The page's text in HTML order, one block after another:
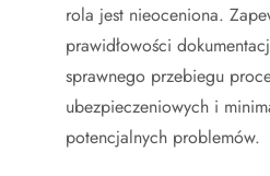
rola jest nieoceniona.
prawidłowości
sprawnego przebiegu
ubezpieczeniowych i
potencjalnych problemów.